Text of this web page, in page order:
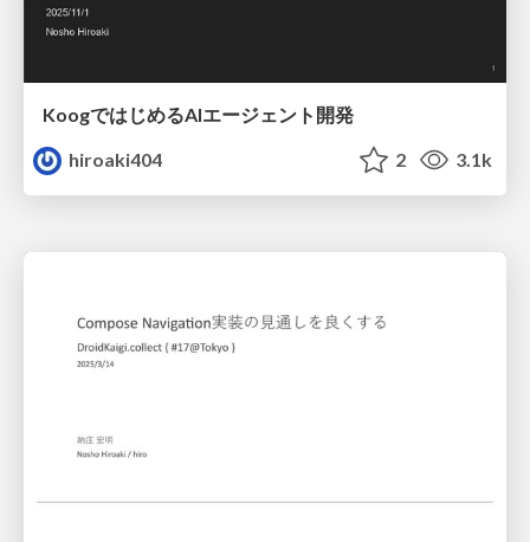
KoogではじめるAIエージェント開発
hiroaki404
2 3.1k